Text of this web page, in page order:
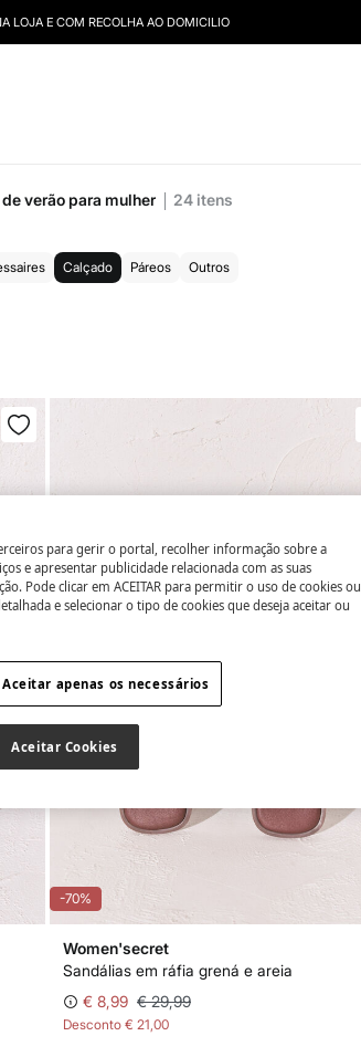
LOJA E COM RECOLHA AO DOMICILIO
verão para mulher 24 itens
Calçado Páreos Outros
-70%
Women'secret
Sandálias em ráfia grená e areia
€ 8,99 € 29,99
Desconto € 21,00
para gerir o portal, recolher informação sobre a
e apresentar publicidade relacionada com as suas
Pode clicar em ACEITAR para permitir o uso de cookies ou
e selecionar o tipo de cookies que deseja aceitar ou
Aceitar apenas os necessários
Aceitar Cookies